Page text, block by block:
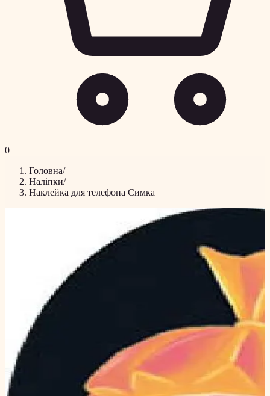
0
Головна/
Наліпки/
Наклейка для телефона Симка